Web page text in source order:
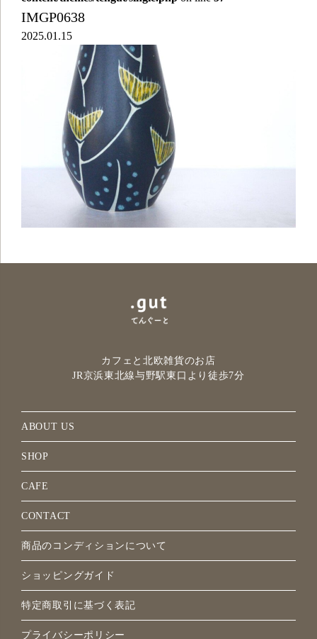
IMGP0638
2025.01.15
カフェと北欧雑貨のお店
JR京浜東北線与野駅東口より徒歩7分
ABOUT US
SHOP
CAFE
CONTACT
商品のコンディションについて
ショッピングガイド
特定商取引に基づく表記
プライバシーポリシー